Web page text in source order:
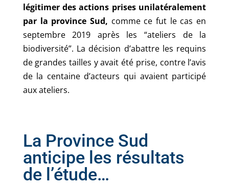
légitimer des actions prises unilatéralement
par la province Sud, comme ce fut le cas en
septembre 2019 après les “ateliers de la
biodiversité”. La décision d’abattre les requins
de grandes tailles y avait été prise, contre l’avis
de la centaine d’acteurs qui avaient participé
aux ateliers.
La Province Sud
anticipe les résultats
de l’étude…